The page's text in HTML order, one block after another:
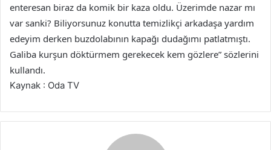
enteresan biraz da komik bir kaza oldu. Üzerimde nazar mı
var sanki? Biliyorsunuz konutta temizlikçi arkadaşa yardım
edeyim derken buzdolabının kapağı dudağımı patlatmıştı.
Galiba kurşun döktürmem gerekecek kem gözlere” sözlerini
kullandı.
Kaynak : Oda TV